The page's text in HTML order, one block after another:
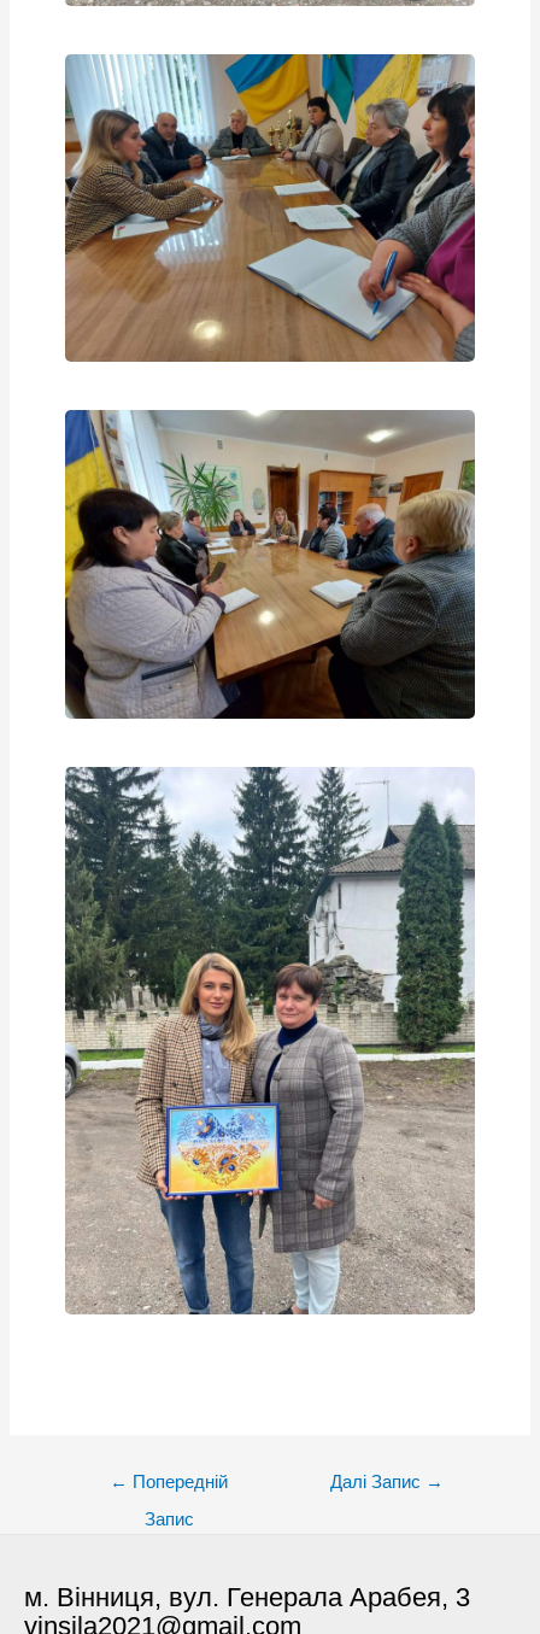
← Попередній
Запис
Далі Запис →
м. Вінниця, вул. Генерала Арабея, 3
vinsila2021@gmail.com